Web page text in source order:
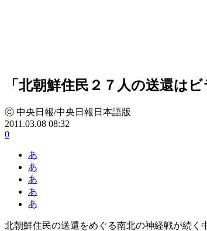
「北朝鮮住民２７人の送還は
ⓒ 中央日報/中央日報日本語版
2011.03.08 08:32
0
あ
あ
あ
あ
あ
北朝鮮住民の送還をめぐる南北の神経戦が続